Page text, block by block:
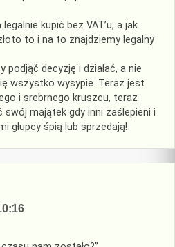
kupić bez VAT’u, a jak
to i na to znajdziemy legalny
podjąć decyzję i działać, a nie
wszystko wysypie. Teraz jest
i srebrnego kruszcu, teraz
swój majątek gdy inni zaślepieni i
głupcy śpią lub sprzedają!